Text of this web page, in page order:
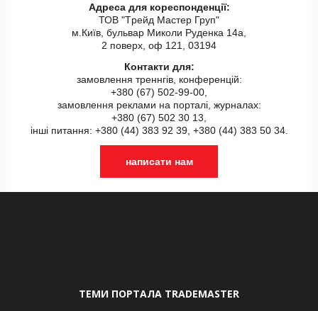
Адреса для кореспонденції:
ТОВ "Tрейд Мастер Груп"
м.Київ, бульвар Миколи Руденка 14а,
2 поверх, оф 121, 03194
Контакти для:
замовлення треннгів, конференцій:
+380 (67) 502-99-00,
замовлення реклами на порталі, журналах:
+380 (67) 502 30 13,
інші питання: +380 (44) 383 92 39, +380 (44) 383 50 34.
написати нам
ТЕМИ ПОРТАЛА TRADEMASTER